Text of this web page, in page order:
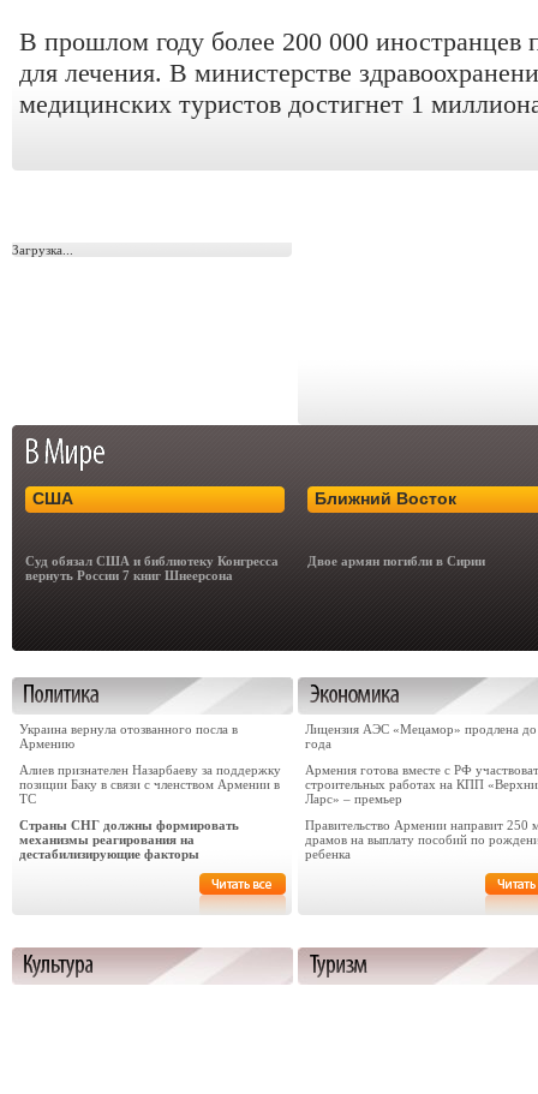
В прошлом году более 200 000
для лечения. В министерстве
медицинских туристов достигнет 1
Загрузка...
США
Суд обязал США и библиотеку Конгресса
вернуть России 7 книг Шнеерсона
Ближний Восток
Двое армян погибли в Сирии
Украина вернула отозванного посла в
Армению
Алиев признателен Назарбаеву за поддержку
позиции Баку в связи с членством Армении в
ТС
Страны СНГ должны формировать
механизмы реагирования на
дестабилизирующие факторы
Лицензия АЭС «Мецамор» продлена
года
Армения готова вместе с РФ
строительных работах на КПП
Ларс» – премьер
Правительство Армении направит 250
драмов на выплату пособий по
ребенка